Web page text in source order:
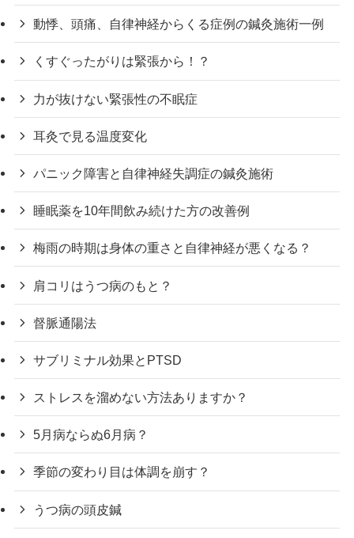
動悸、頭痛、自律神経からくる症例の鍼灸施術一例
くすぐったがりは緊張から！？
力が抜けない緊張性の不眠症
耳灸で見る温度変化
パニック障害と自律神経失調症の鍼灸施術
睡眠薬を10年間飲み続けた方の改善例
梅雨の時期は身体の重さと自律神経が悪くなる？
肩コリはうつ病のもと？
督脈通陽法
サブリミナル効果とPTSD
ストレスを溜めない方法ありますか？
5月病ならぬ6月病？
季節の変わり目は体調を崩す？
うつ病の頭皮鍼